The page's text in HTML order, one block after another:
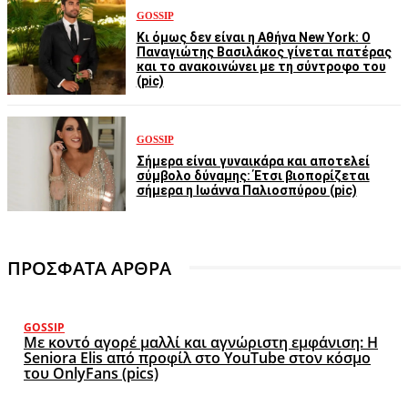
GOSSIP
Κι όμως δεν είναι η Αθήνα New York: Ο
Παναγιώτης Βασιλάκος γίνεται πατέρας
και το ανακοινώνει με τη σύντροφο του
(pic)
GOSSIP
Σήμερα είναι γυναικάρα και αποτελεί
σύμβολο δύναμης: Έτσι βιοπορίζεται
σήμερα η Ιωάννα Παλιοσπύρου (pic)
ΠΡΟΣΦΑΤΑ ΑΡΘΡΑ
GOSSIP
Με κοντό αγορέ μαλλί και αγνώριστη εμφάνιση: Η
Seniora Elis από προφίλ στο YouTube στον κόσμο
του OnlyFans (pics)